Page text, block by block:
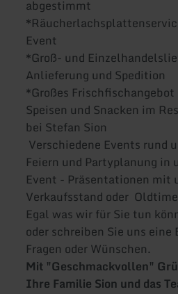
abgestimmt
Event
*Groß- und
Anlieferung und Spedition
*Großes
Speisen und Snacken im
bei Stefan Sion
Verschiedene Events rund
Feiern und Partyplanung in
Event - Präsentationen mit
Verkaufsstand oder
Egal was wir für Sie tun
oder schreiben Sie uns
Fragen oder Wünschen.
Mit "Geschmackvollen"
Ihre Familie Sion und das